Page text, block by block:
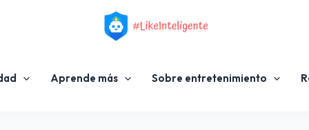
Aprende más Sobre entretenimiento